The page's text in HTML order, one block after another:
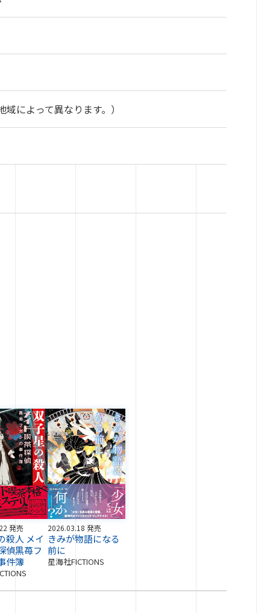
によって異なります。）
発売
殺人 メイ
偵黒苺フ
件簿
2026.03.18 発売
きみが物語になる
前に
星海社FICTIONS